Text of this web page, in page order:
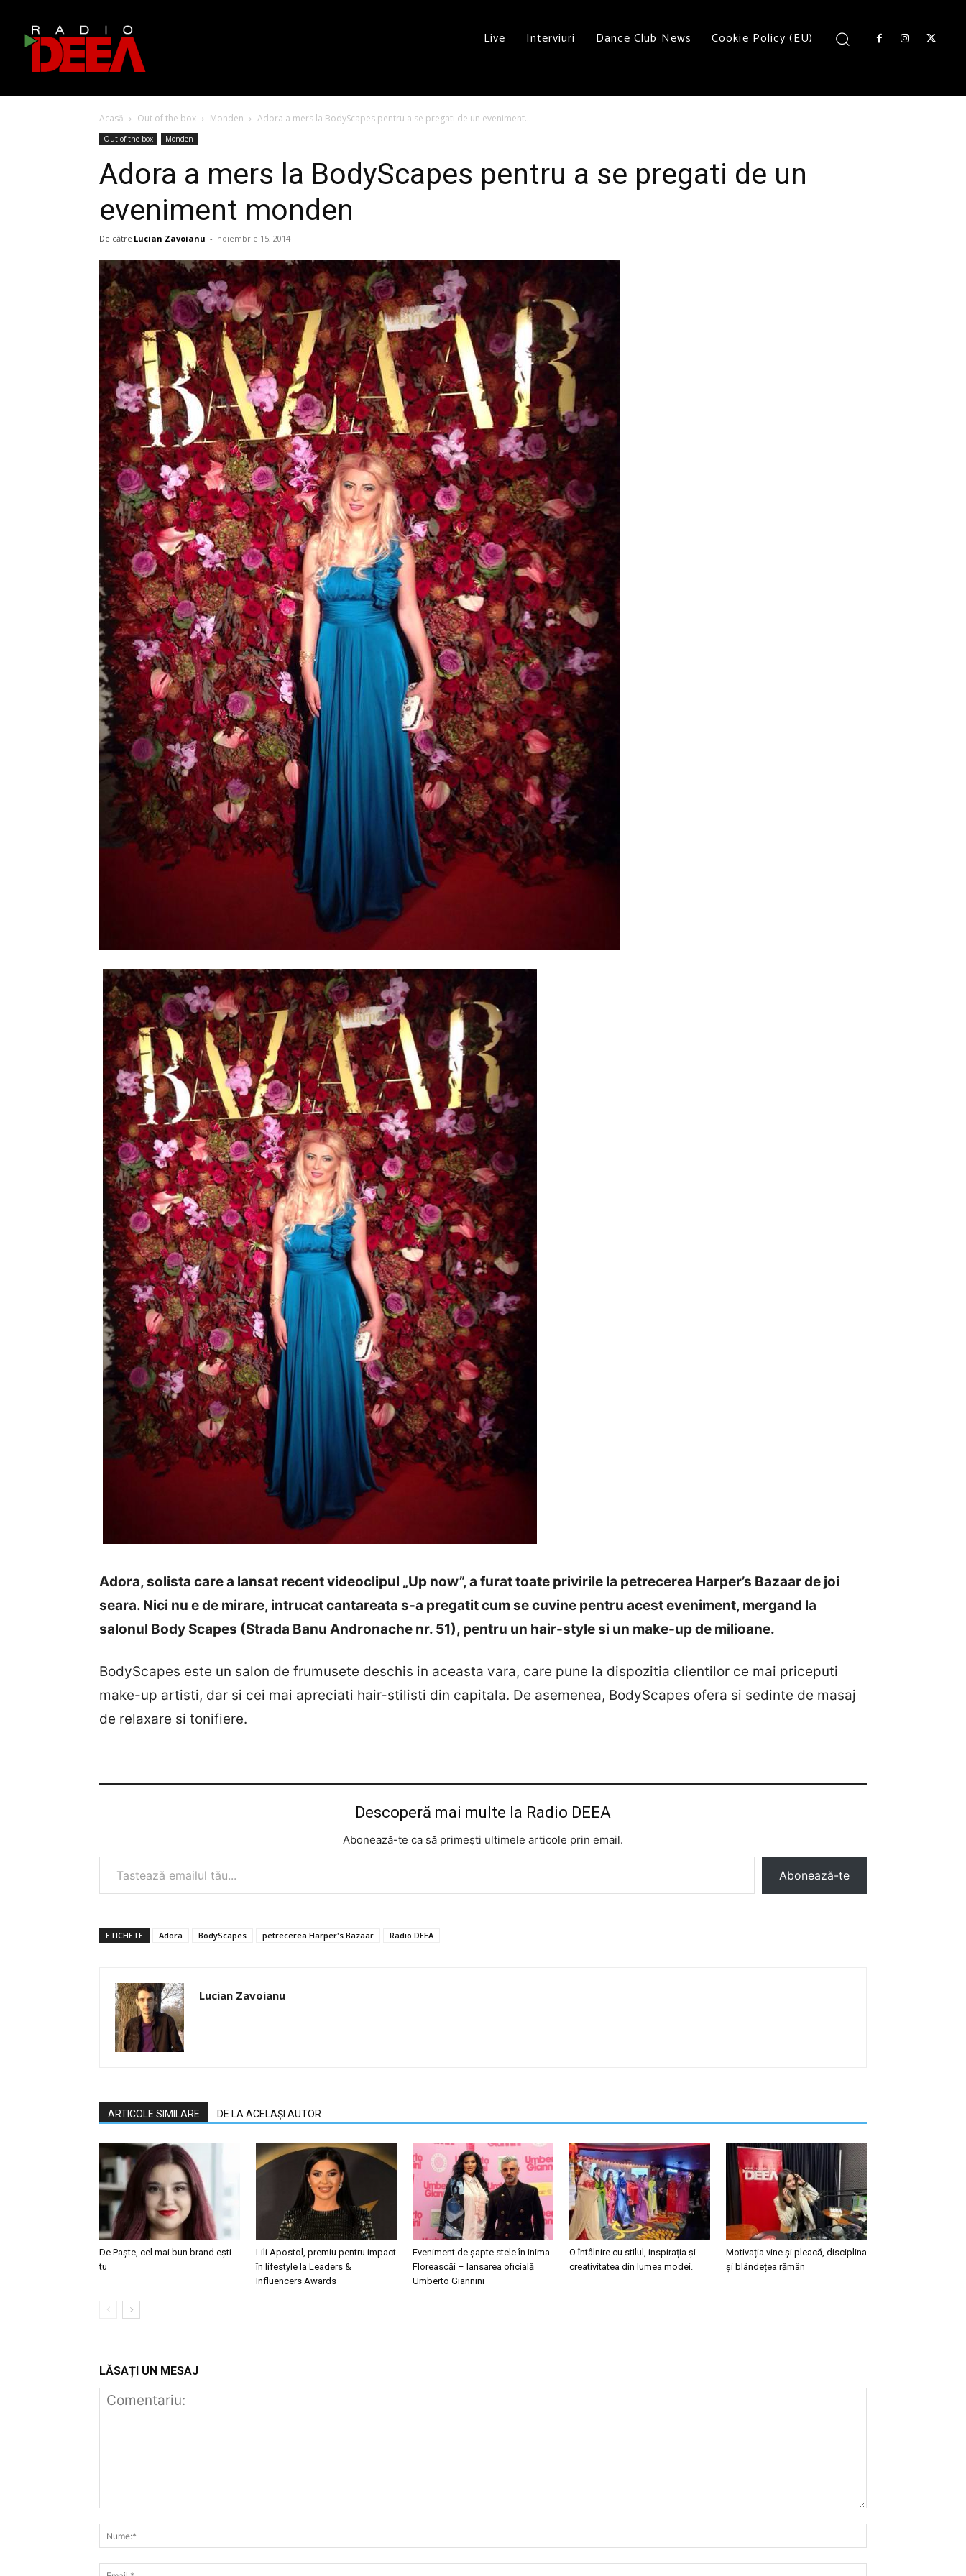
Live Interviuri Dance Club News Cookie Policy (EU)
Acasă Out of the box Monden Adora a mers la BodyScapes pentru a se pregati de un eveniment...
Out of the box Monden
Adora a mers la BodyScapes pentru a se pregati de un
eveniment monden
De către Lucian Zavoianu - noiembrie 15, 2014
Adora, solista care a lansat recent videoclipul „Up now”, a furat toate privirile la petrecerea Harper’s Bazaar de joi
seara. Nici nu e de mirare, intrucat cantareata s-a pregatit cum se cuvine pentru acest eveniment, mergand la
salonul Body Scapes (Strada Banu Andronache nr. 51), pentru un hair-style si un make-up de milioane.
BodyScapes este un salon de frumusete deschis in aceasta vara, care pune la dispozitia clientilor ce mai priceputi
make-up artisti, dar si cei mai apreciati hair-stilisti din capitala. De asemenea, BodyScapes ofera si sedinte de masaj
de relaxare si tonifiere.
Descoperă mai multe la Radio DEEA
Abonează-te ca să primești ultimele articole prin email.
Tastează emailul tău...
Abonează-te
ETICHETE Adora BodyScapes petrecerea Harper's Bazaar Radio DEEA
Lucian Zavoianu
ARTICOLE SIMILARE DE LA ACELAȘI AUTOR
De Paște, cel mai bun brand ești
tu
Lili Apostol, premiu pentru impact
în lifestyle la Leaders &
Influencers Awards
Eveniment de șapte stele în inima
Floreascăi – lansarea oficială
Umberto Giannini
O întâlnire cu stilul, inspirația și
creativitatea din lumea modei.
Motivația vine și pleacă, disciplina
și blândețea rămân
LĂSAȚI UN MESAJ